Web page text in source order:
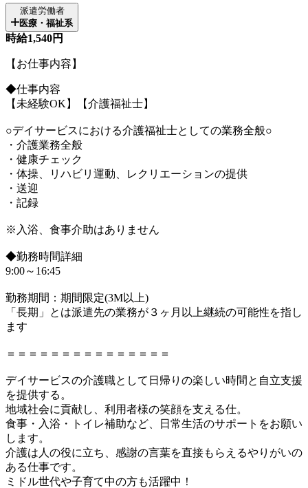
派遣労働者
医療・福祉系
時給1,540円
【お仕事内容】
◆仕事内容
【未経験OK】【介護福祉士】
○デイサービスにおける介護福祉士としての業務全般○
・介護業務全般
・健康チェック
・体操、リハビリ運動、レクリエーションの提供
・送迎
・記録
※入浴、食事介助はありません
◆勤務時間詳細
9:00～16:45
勤務期間：期間限定(3M以上)
「長期」とは派遣先の業務が３ヶ月以上継続の可能性を指し
ます
＝＝＝＝＝＝＝＝＝＝＝＝＝＝＝
デイサービスの介護職として日帰りの楽しい時間と自立支援
を提供する。
地域社会に貢献し、利用者様の笑顔を支える仕。
食事・入浴・トイレ補助など、日常生活のサポートをお願い
します。
介護は人の役に立ち、感謝の言葉を直接もらえるやりがいの
ある仕事です。
ミドル世代や子育て中の方も活躍中！